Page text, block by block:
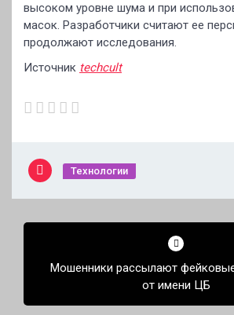
высоком уровне шума и при
масок. Разработчики считают ее
продолжают исследования.
Источник techcult
Технологии
Навигация
записямМошенники рассылают
от имени ЦБ